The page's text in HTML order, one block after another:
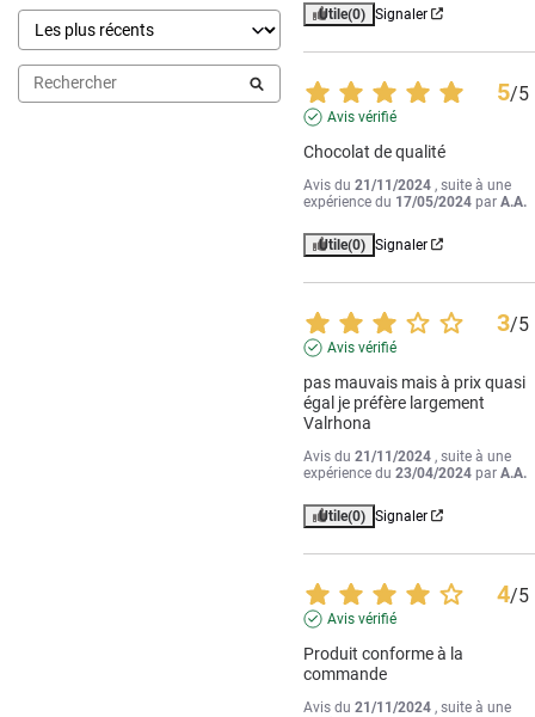
Utile(0) Signaler
5/5
Avis vérifié
Chocolat de qualité
Avis du21/11/2024 , suite à une
expérience du 17/05/2024 parA.A.
Utile(0) Signaler
3/5
Avis vérifié
pas mauvais mais à prix quasi
égal je préfère largement
Valrhona
Avis du21/11/2024 , suite à une
expérience du23/04/2024 parA.A.
Utile(0) Signaler
4/5
Avis vérifié
Produit conforme à la
commande
Avis du21/11/2024 , suite à une